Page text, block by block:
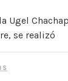
Ugel
se realizó